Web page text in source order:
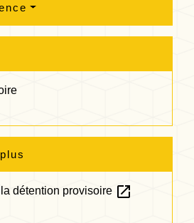
détention provisoire open_in_new